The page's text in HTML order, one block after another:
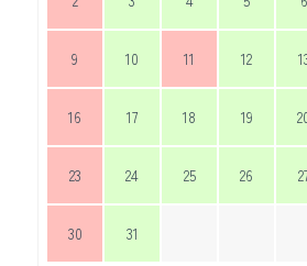
9 10 11 12
16 17 18 19
23 24 25 26
30 31